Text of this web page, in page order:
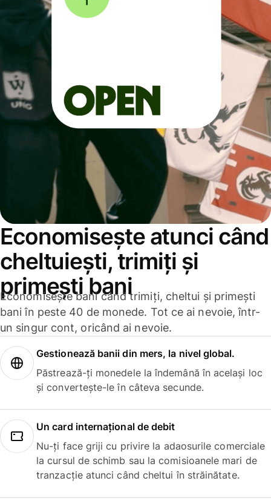
Economisește atunci când
cheltuiești, trimiți și
primești bani
Economisește bani când trimiți, cheltui și primești
bani în peste 40 de monede. Tot ce ai nevoie, într-
un singur cont, oricând ai nevoie.
Gestionează banii din mers, la nivel global.
Păstrează-ți monedele la îndemână în același loc
și convertește-le în câteva secunde.
Un card internațional de debit
Nu-ți face griji cu privire la adaosurile comerciale
la cursul de schimb sau la comisioanele mari de
tranzacție atunci când cheltui în străinătate.